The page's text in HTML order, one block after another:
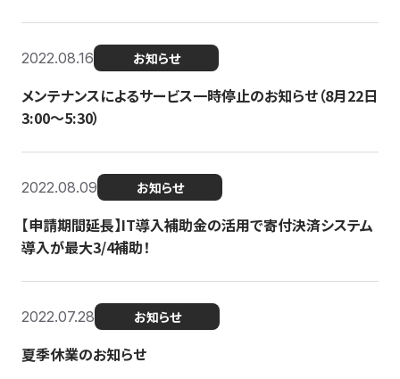
2022.08.16 お知らせ
メンテナンスによるサービス一時停止のお知らせ（8月22日
3:00〜5:30）
2022.08.09 お知らせ
【申請期間延長】IT導入補助金の活用で寄付決済システム
導入が最大3/4補助！
2022.07.28 お知らせ
夏季休業のお知らせ